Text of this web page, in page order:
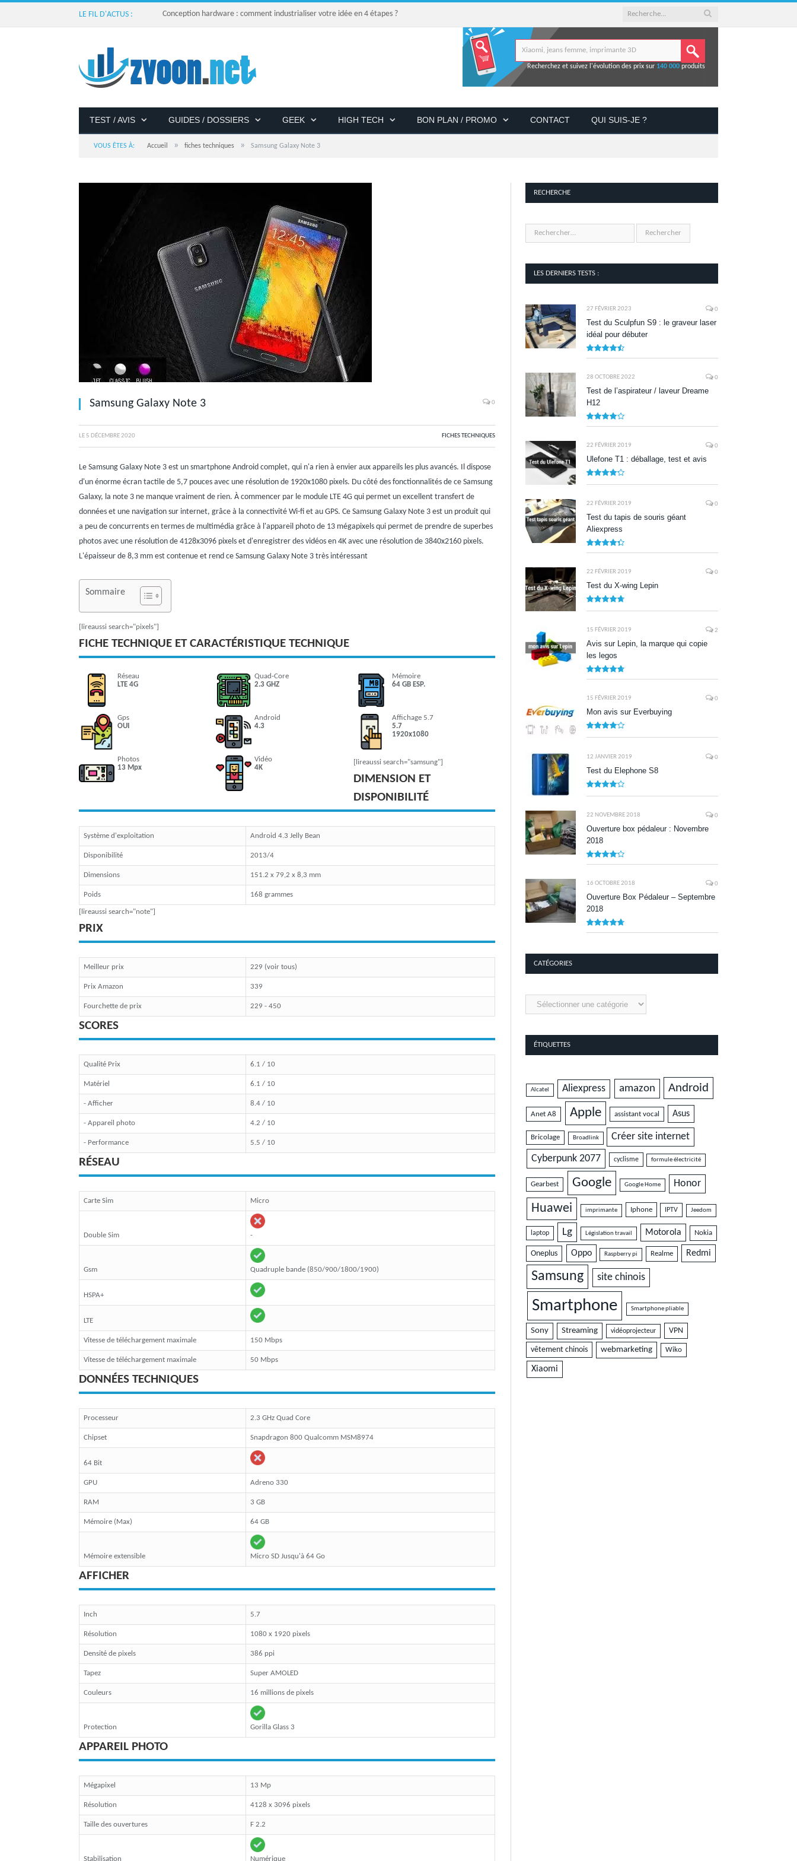
LE FIL D'ACTUS : Conception hardware : comment industrialiser votre idée en 4 étapes ?
Recherchez et suivez l'évolution des prix sur 140 000 produits
TEST / AVIS GUIDES / DOSSIERS GEEK HIGH TECH BON PLAN / PROMO CONTACT QUI SUIS-JE ?
VOUS ÊTES À: Accueil » fiches techniques » Samsung Galaxy Note 3
Samsung Galaxy Note 3 0
LE 5 DÉCEMBRE 2020 FICHES TECHNIQUES
Le Samsung Galaxy Note 3 est un smartphone Android complet, qui n'a rien à envier aux appareils les plus avancés. Il dispose
d'un énorme écran tactile de 5,7 pouces avec une résolution de 1920x1080 pixels. Du côté des fonctionnalités de ce Samsung
Galaxy, la note 3 ne manque vraiment de rien. À commencer par le module LTE 4G qui permet un excellent transfert de
données et une navigation sur internet, grâce à la connectivité Wi-fi et au GPS. Ce Samsung Galaxy Note 3 est un produit qui
a peu de concurrents en termes de multimédia grâce à l'appareil photo de 13 mégapixels qui permet de prendre de superbes
photos avec une résolution de 4128x3096 pixels et d'enregistrer des vidéos en 4K avec une résolution de 3840x2160 pixels.
L'épaisseur de 8,3 mm est contenue et rend ce Samsung Galaxy Note 3 très intéressant
Sommaire
[lireaussi search="pixels"]
FICHE TECHNIQUE ET CARACTÉRISTIQUE TECHNIQUE
Réseau
LTE 4G
Quad-Core
2.3 GHZ
Mémoire
64 GB ESP.
Gps
OUI
Android
4.3
Affichage 5.7
5.7
1920x1080
Photos
13 Mpx
Vidéo
4K
[lireaussi search="samsung"]
DIMENSION ET
DISPONIBILITÉ
Système d'exploitation Android 4.3 Jelly Bean
Disponibilité 2013/4
Dimensions 151.2 x 79,2 x 8,3 mm
Poids 168 grammes
[lireaussi search="note"]
PRIX
Meilleur prix 229 (voir tous)
Prix Amazon 339
Fourchette de prix 229 - 450
SCORES
Qualité Prix 6.1 / 10
Matériel 6.1 / 10
- Afficher 8.4 / 10
- Appareil photo 4.2 / 10
- Performance 5.5 / 10
RÉSEAU
Carte Sim Micro
Double Sim -
Gsm Quadruple bande (850/900/1800/1900)
HSPA+
LTE
Vitesse de téléchargement maximale 150 Mbps
Vitesse de téléchargement maximale 50 Mbps
DONNÉES TECHNIQUES
Processeur 2.3 GHz Quad Core
Chipset Snapdragon 800 Qualcomm MSM8974
64 Bit
GPU Adreno 330
RAM 3 GB
Mémoire (Max) 64 GB
Mémoire extensible Micro SD Jusqu'à 64 Go
AFFICHER
Inch 5.7
Résolution 1080 x 1920 pixels
Densité de pixels 386 ppi
Tapez Super AMOLED
Couleurs 16 millions de pixels
Protection Gorilla Glass 3
APPAREIL PHOTO
Mégapixel 13 Mp
Résolution 4128 x 3096 pixels
Taille des ouvertures F 2.2
Stabilisation Numérique
RECHERCHE
LES DERNIERS TESTS :
27 FÉVRIER 2023 0
Test du Sculpfun S9 : le graveur laser
idéal pour débuter
28 OCTOBRE 2022 0
Test de l’aspirateur / laveur Dreame
H12
22 FÉVRIER 2019 0
Ulefone T1 : déballage, test et avis
22 FÉVRIER 2019 0
Test du tapis de souris géant
Aliexpress
22 FÉVRIER 2019 0
Test du X-wing Lepin
15 FÉVRIER 2019 2
Avis sur Lepin, la marque qui copie
les legos
15 FÉVRIER 2019 0
Mon avis sur Everbuying
12 JANVIER 2019 0
Test du Elephone S8
22 NOVEMBRE 2018 0
Ouverture box pédaleur : Novembre
2018
16 OCTOBRE 2018 0
Ouverture Box Pédaleur – Septembre
2018
CATÉGORIES
Catégories
ÉTIQUETTES
Alcatel Aliexpress amazon Android
Anet A8 Apple assistant vocal Asus
Bricolage Broadlink Créer site internet
Cyberpunk 2077 cyclisme formule électricité
Gearbest Google Google Home Honor
Huawei imprimante Iphone IPTV Jeedom
laptop Lg Législation travail Motorola Nokia
Oneplus Oppo Raspberry pi Realme Redmi
Samsung site chinois
Smartphone Smartphone pliable
Sony Streaming vidéoprojecteur VPN
vêtement chinois webmarketing Wiko
Xiaomi